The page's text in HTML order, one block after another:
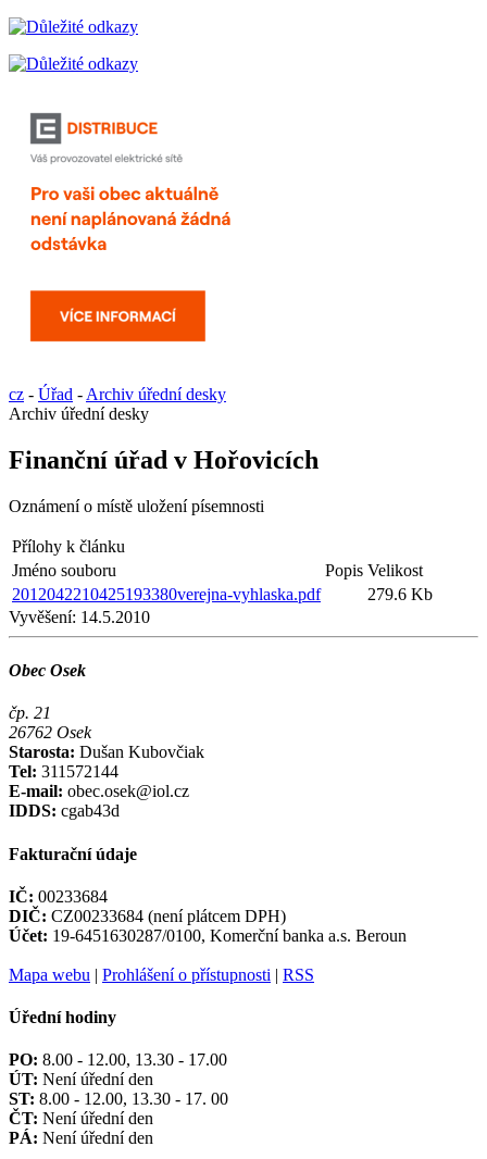
cz - Úřad - Archiv úřední desky
Archiv úřední desky
Finanční úřad v Hořovicích
Oznámení o místě uložení písemnosti
Přílohy k článku
Jméno souboru
Popis Velikost
2012042210425193380verejna-vyhlaska.pdf
279.6 Kb
Vyvěšení: 14.5.2010
Obec Osek
čp. 21
26762 Osek
Starosta: Dušan Kubovčiak
Tel: 311572144
E-mail: obec.osek@iol.cz
IDDS: cgab43d
Fakturační údaje
IČ: 00233684
DIČ: CZ00233684 (není plátcem DPH)
Účet: 19-6451630287/0100, Komerční banka a.s. Beroun
Mapa webu | Prohlášení o přístupnosti | RSS
Úřední hodiny
PO: 8.00 - 12.00, 13.30 - 17.00
ÚT: Není úřední den
ST: 8.00 - 12.00, 13.30 - 17. 00
ČT: Není úřední den
PÁ: Není úřední den